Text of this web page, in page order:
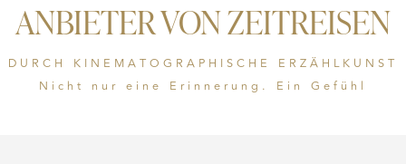
ANBIETER VON ZEITREISEN
DURCH KINEMATOGRAPHISCHE ERZÄHLKUNST
Nicht nur eine Erinnerung. Ein Gefühl